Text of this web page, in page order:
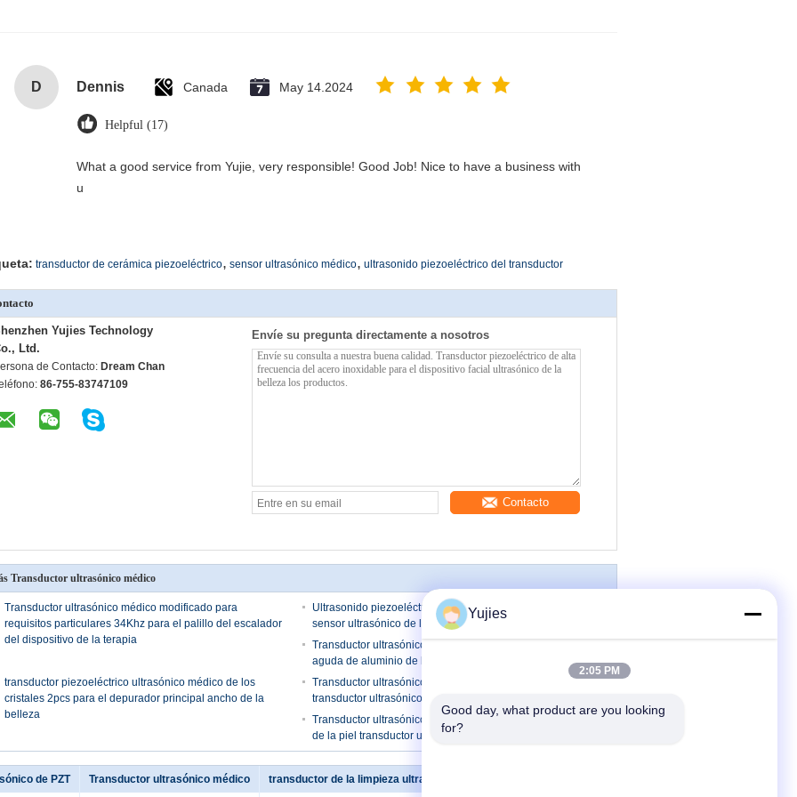
D Dennis Canada May 14.2024
Helpful (17)
What a good service from Yujie, very responsible! Good Job! Nice to have a business with
u
transductor de cerámica piezoeléctrico, sensor ultrasónico médico, ultrasonido piezoeléctrico del transductor
Yujies Technology
Ltd.
de Contacto: Dream Chan
86-755-83747109
Envíe su pregunta directamente a nosotros
Contacto
Transductor ultrasónico médico
Transductor ultrasónico médico modificado para
requisitos particulares 34Khz para el palillo del escalador
del dispositivo de la terapia
Ultrasonido piezoeléctrico médico del transductor para el
sensor ultrasónico de la burbuja plástica
Transductor ultrasónico médico de plata para la cabeza
aguda de aluminio de la belleza 1Mhz
transductor piezoeléctrico ultrasónico médico de los
cristales 2pcs para el depurador principal ancho de la
belleza
Transductor ultrasónico médico del escalador dental,
transductor ultrasónico del poder más elevado
Transductor ultrasónico médico de 4 Piezos, depurador
de la piel transductor ultrasónico de 25 kilociclos
de PZT Transductor ultrasónico médico transductor de la limpieza ultrasónica
Yujies
2:05 PM
Good day, what product are you looking
for?